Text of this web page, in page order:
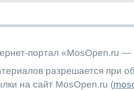
портал «MosOpen.ru —
разрешается при
на сайт MosOpen.ru (